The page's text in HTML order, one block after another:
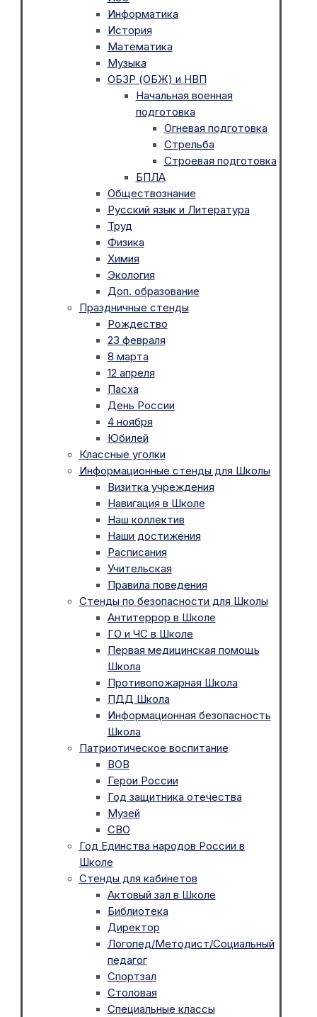
Информатика
История
Математика
Музыка
ОБЗР (ОБЖ) и НВП
Начальная военная
подготовка
Огневая подготовка
Стрельба
Строевая подготовка
БПЛА
Обществознание
Русский язык и Литература
Труд
Физика
Химия
Экология
Доп. образование
Праздничные стенды
Рождество
23 февраля
8 марта
12 апреля
Пасха
День России
4 ноября
Юбилей
Классные уголки
Информационные стенды для Школы
Визитка учреждения
Навигация в Школе
Наш коллектив
Наши достижения
Расписания
Учительская
Правила поведения
Стенды по безопасности для Школы
Антитеррор в Школе
ГО и ЧС в Школе
Первая медицинская помощь
Школа
Противопожарная Школа
ПДД Школа
Информационная безопасность
Школа
Патриотическое воспитание
ВОВ
Герои России
Год защитника отечества
Музей
СВО
Год Единства народов России в
Школе
Стенды для кабинетов
Актовый зал в Школе
Библиотека
Директор
Логопед/Методист/Социальный
педагог
Спортзал
Столовая
Специальные классы